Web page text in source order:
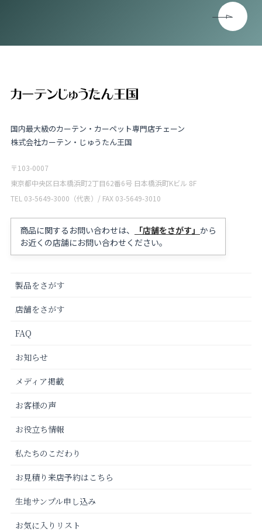
国内最大級のカーテン・カーペット専門店チェーン
株式会社カーテン・じゅうたん王国
〒103-0007
東京都中央区日本橋浜町2丁目62番6号 日本橋浜町Kビル 8F
TEL 03-5649-3000（代表）/ FAX 03-5649-3010
商品に関するお問い合わせは、 「店舗をさがす」 から
お近くの店舗にお問い合わせください。
製品をさがす
店舗をさがす
FAQ
お知らせ
メディア掲載
お客様の声
お役立ち情報
私たちのこだわり
お見積り来店予約はこちら
生地サンプル申し込み
お気に入りリスト